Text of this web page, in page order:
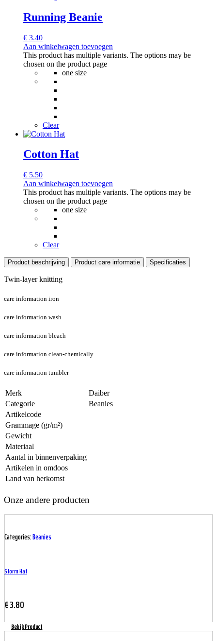
Running Beanie
€ 3.40
Aan winkelwagen toevoegen
This product has multiple variants. The options may be
chosen on the product page
one size
Clear
Cotton Hat
€ 5.50
Aan winkelwagen toevoegen
This product has multiple variants. The options may be
chosen on the product page
one size
Clear
Product beschrijving Product care informatie Specificaties
Twin-layer knitting
care information iron
care information wash
care information bleach
care information clean-chemically
care information tumbler
Merk
Daiber
Categorie
Beanies
Artikelcode
Grammage (gr/m²)
Gewicht
Materiaal
Aantal in binnenverpaking
Artikelen in omdoos
Land van herkomst
Onze andere producten
Categories:Beanies
Storm Hat
€3.80
Bekijk Product